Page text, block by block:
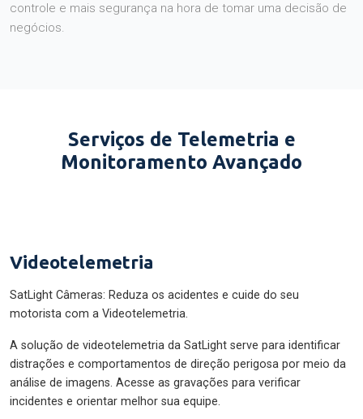
controle e mais segurança na hora de tomar uma decisão de
negócios.
Serviços de Telemetria e
Monitoramento Avançado
Videotelemetria
SatLight Câmeras: Reduza os acidentes e cuide do seu
motorista com a Videotelemetria.
A solução de videotelemetria da SatLight serve para identificar
distrações e comportamentos de direção perigosa por meio da
análise de imagens. Acesse as gravações para verificar
incidentes e orientar melhor sua equipe.